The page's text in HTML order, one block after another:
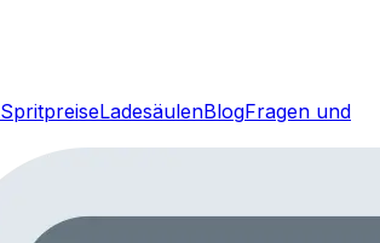
SpritpreiseLadesäulenBlogFragen und